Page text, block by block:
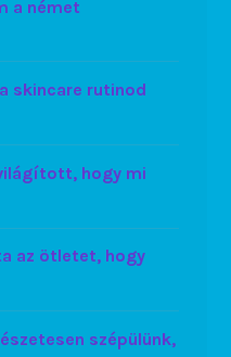
a német
skincare rutinod
hogy mi
az ötletet, hogy
szépülünk,